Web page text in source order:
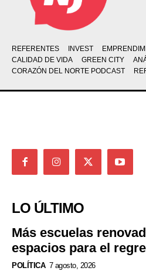
REFERENTES INVEST
CALIDAD DE VIDA
GREEN CITY
CORAZÓN DEL NORTE PODCAST
LO ÚLTIMO
Más escuelas
espacios para el
POLÍTICA 7 agosto, 2026